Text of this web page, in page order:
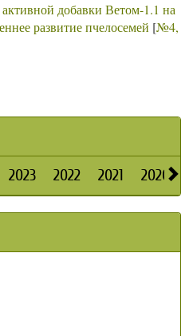
добавки Ветом-1.1 на
развитие пчелосемей [№4,
2023 2022 2021 2020